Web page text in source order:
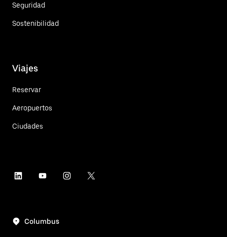
Seguridad
Sostenibilidad
Viajes
Reservar
Aeropuertos
Ciudades
Columbus